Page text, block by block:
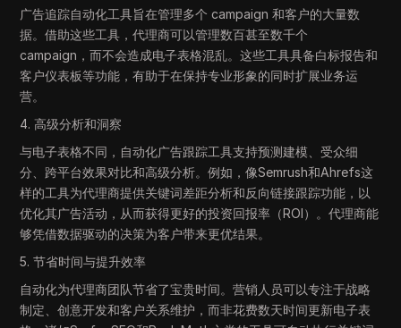
广告追踪自动化工具旨在管理多个 campaign 和客户的大量数
据。借助这些工具，代理商可以管理数百甚至数千个
campaign，而不会造成电子表格混乱。这些工具具备白标报告和
客户仪表板等功能，有助于在保持专业形象的同时扩展业务运
营。
4. 高级分析和洞察
与电子表格不同，自动化广告跟踪工具支持预测建模、受众细
分、跨平台效果对比和高级分析。例如，像Semrush和Ahrefs这
样的工具为代理商提供关键词差距分析和反向链接跟踪功能，以
优化其广告活动，从而获得更好的投资回报率（ROI）。代理商能
够凭借数据驱动的决策为客户带来更优结果。
5. 节省时间与提升效率
自动化为代理商团队节省了宝贵时间。营销人员可以专注于战略
制定、创意开发和客户关系维护，而非花费数天时间更新电子表